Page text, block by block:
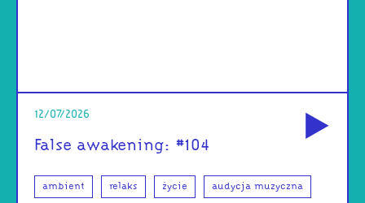
12/07/2026
False awakening: #104
ambient relaks życie audycja muzyczna